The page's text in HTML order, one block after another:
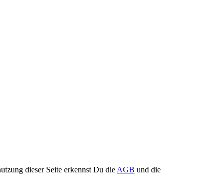
dieser Seite erkennst Du die AGB und die